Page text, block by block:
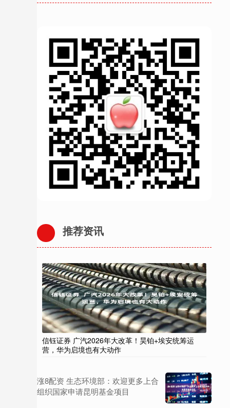
推荐资讯
信钰证券 广汽2026年大改革！昊铂+埃安统筹运
营，华为启境也有大动作
涨8配资 生态环境部：欢迎更多上合
组织国家申请昆明基金项目